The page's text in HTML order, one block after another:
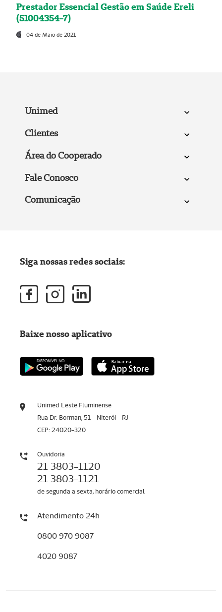
Prestador Essencial Gestão em Saúde Ereli
(51004354-7)
04 de Maio de 2021
Unimed
Clientes
Área do Cooperado
Fale Conosco
Comunicação
Unimed Leste Fluminense
Rua Dr. Borman, 51 - Niterói - RJ
CEP: 24020-320
Ouvidoria
21 3803-1120
21 3803-1121
de segunda a sexta, horário comercial
Atendimento 24h
0800 970 9087
4020 9087
Siga nossas redes sociais:
Baixe nosso aplicativo